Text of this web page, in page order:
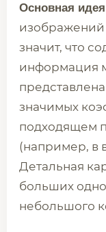
Основная
изображений
значит, что
информация
значимых
подходящем
(например, в
Детальная
больших
небольшого